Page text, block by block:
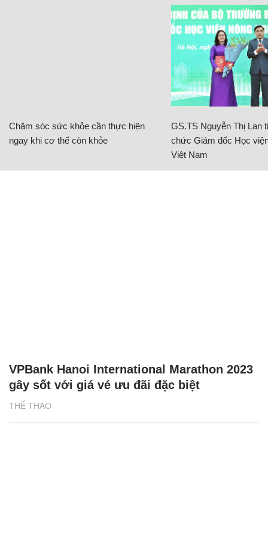
Chăm sóc sức khỏe cần thực hiện
ngay khi cơ thể còn khỏe
GS.TS Nguyễn Thị Lan
chức Giám đốc Học
Việt Nam
THỂ THAO
VPBank Hanoi International Marathon 2023
gây sốt với giá vé ưu đãi đặc biệt